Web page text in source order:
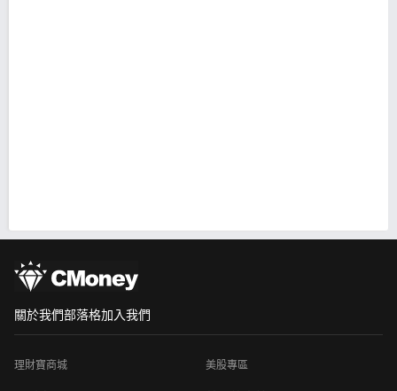
關於我們部落格加入我們
理財寶商城 美股專區